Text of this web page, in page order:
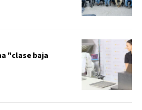
"clase baja